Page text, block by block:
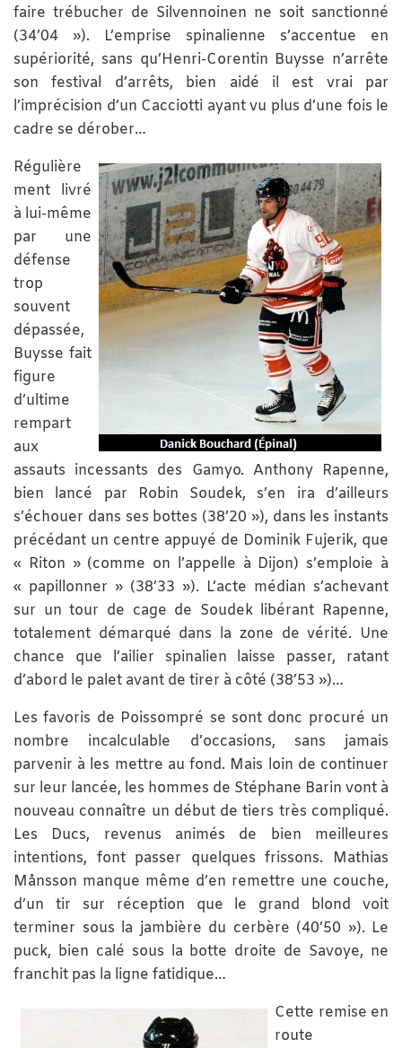
faire trébucher de Silvennoinen ne soit sanctionné
(34’04 »). L’emprise spinalienne s’accentue en
supériorité, sans qu’Henri-Corentin Buysse n’arrête
son festival d’arrêts, bien aidé il est vrai par
l’imprécision d’un Cacciotti ayant vu plus d’une fois le
cadre se dérober…
Régulière
ment livré
à lui-même
par une
défense
trop
souvent
dépassée,
Buysse fait
figure
d’ultime
rempart
aux
assauts incessants des Gamyo. Anthony Rapenne,
bien lancé par Robin Soudek, s’en ira d’ailleurs
s’échouer dans ses bottes (38’20 »), dans les instants
précédant un centre appuyé de Dominik Fujerik, que
« Riton » (comme on l’appelle à Dijon) s’emploie à
« papillonner » (38’33 »). L’acte médian s’achevant
sur un tour de cage de Soudek libérant Rapenne,
totalement démarqué dans la zone de vérité. Une
chance que l’ailier spinalien laisse passer, ratant
d’abord le palet avant de tirer à côté (38’53 »)…
Les favoris de Poissompré se sont donc procuré un
nombre incalculable d’occasions, sans jamais
parvenir à les mettre au fond. Mais loin de continuer
sur leur lancée, les hommes de Stéphane Barin vont à
nouveau connaître un début de tiers très compliqué.
Les Ducs, revenus animés de bien meilleures
intentions, font passer quelques frissons. Mathias
Månsson manque même d’en remettre une couche,
d’un tir sur réception que le grand blond voit
terminer sous la jambière du cerbère (40’50 »). Le
puck, bien calé sous la botte droite de Savoye, ne
franchit pas la ligne fatidique…
Cette remise en
route